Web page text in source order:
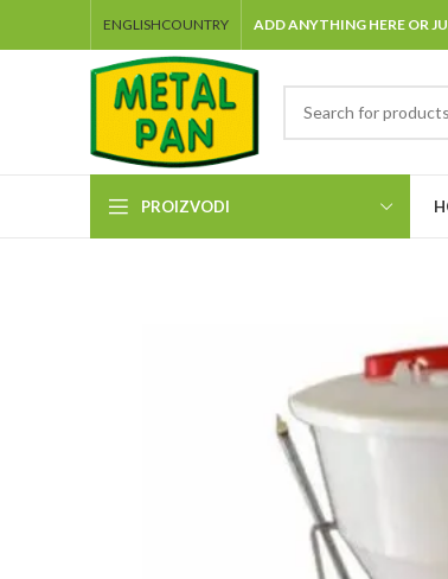
ENGLISHCOUNTRY ADD ANYTHING HERE OR
PROIZVODI